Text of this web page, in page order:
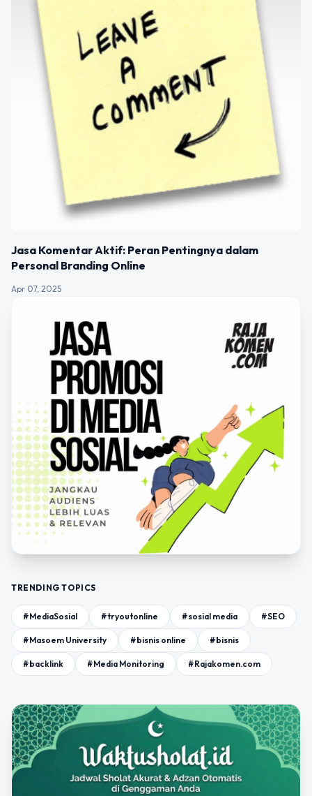
Jasa Komentar Aktif: Peran Pentingnya dalam
Personal Branding Online
Apr 07, 2025
TRENDING TOPICS
#MediaSosial #tryoutonline #sosial media #SEO
#Masoem University #bisnis online #bisnis
#backlink #Media Monitoring #Rajakomen.com